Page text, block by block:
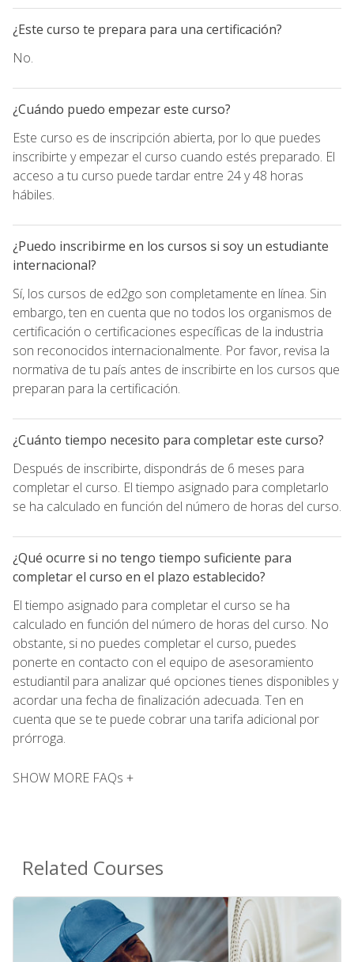
¿Este curso te prepara para una certificación?
No.
¿Cuándo puedo empezar este curso?
Este curso es de inscripción abierta, por lo que puedes
inscribirte y empezar el curso cuando estés preparado. El
acceso a tu curso puede tardar entre 24 y 48 horas
hábiles.
¿Puedo inscribirme en los cursos si soy un estudiante
internacional?
Sí, los cursos de ed2go son completamente en línea. Sin
embargo, ten en cuenta que no todos los organismos de
certificación o certificaciones específicas de la industria
son reconocidos internacionalmente. Por favor, revisa la
normativa de tu país antes de inscribirte en los cursos que
preparan para la certificación.
¿Cuánto tiempo necesito para completar este curso?
Después de inscribirte, dispondrás de 6 meses para
completar el curso. El tiempo asignado para completarlo
se ha calculado en función del número de horas del curso.
¿Qué ocurre si no tengo tiempo suficiente para
completar el curso en el plazo establecido?
El tiempo asignado para completar el curso se ha
calculado en función del número de horas del curso. No
obstante, si no puedes completar el curso, puedes
ponerte en contacto con el equipo de asesoramiento
estudiantil para analizar qué opciones tienes disponibles y
acordar una fecha de finalización adecuada. Ten en
cuenta que se te puede cobrar una tarifa adicional por
prórroga.
SHOW MORE FAQs +
Related Courses